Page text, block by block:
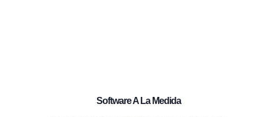
Software A La Medida